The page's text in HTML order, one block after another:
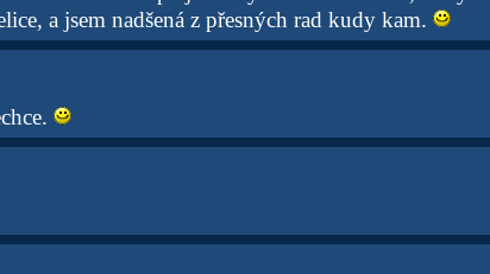
a jsem nadšená z přesných rad kudy kam.